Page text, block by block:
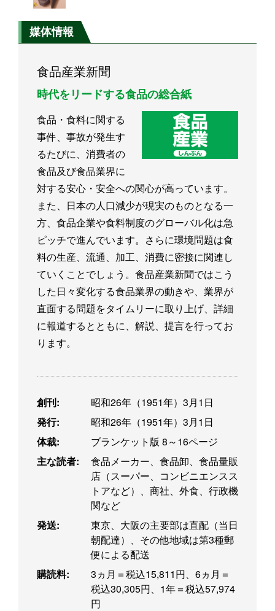
媒体情報
食品産業新聞
時代をリードする食品の総合紙
食品・食料に関する
事件、事故が発生す
るたびに、消費者の
食品及び食品業界に
対する安心・安全への関心が高っています。
また、日本の人口減少が現実のものとなる一
方、食品企業や食料制度のグローバル化は急
ピッチで進んでいます。さらに環境問題は食
料の生産、流通、加工、消費に密接に関連し
ていくことでしょう。食品産業新聞ではこう
した日々変化する食品業界の動きや、業界が
直面する問題をタイムリーに取り上げ、詳細
に報道するとともに、解説、提言を行ってお
ります。
創刊:
昭和26年（1951年）3月1日
発行:
昭和26年（1951年）3月1日
体裁:
ブランケット版 8～16ページ
主な読者:
食品メーカー、食品卸、食品量販
店（スーパー、コンビニエンスス
トアなど）、商社、外食、行政機
関など
発送:
東京、大阪の主要部は直配（当日
朝配達）、その他地域は第3種郵
便による配送
購読料:
3ヵ月＝税込15,811円、6ヵ月＝
税込30,305円、1年＝税込57,974
円